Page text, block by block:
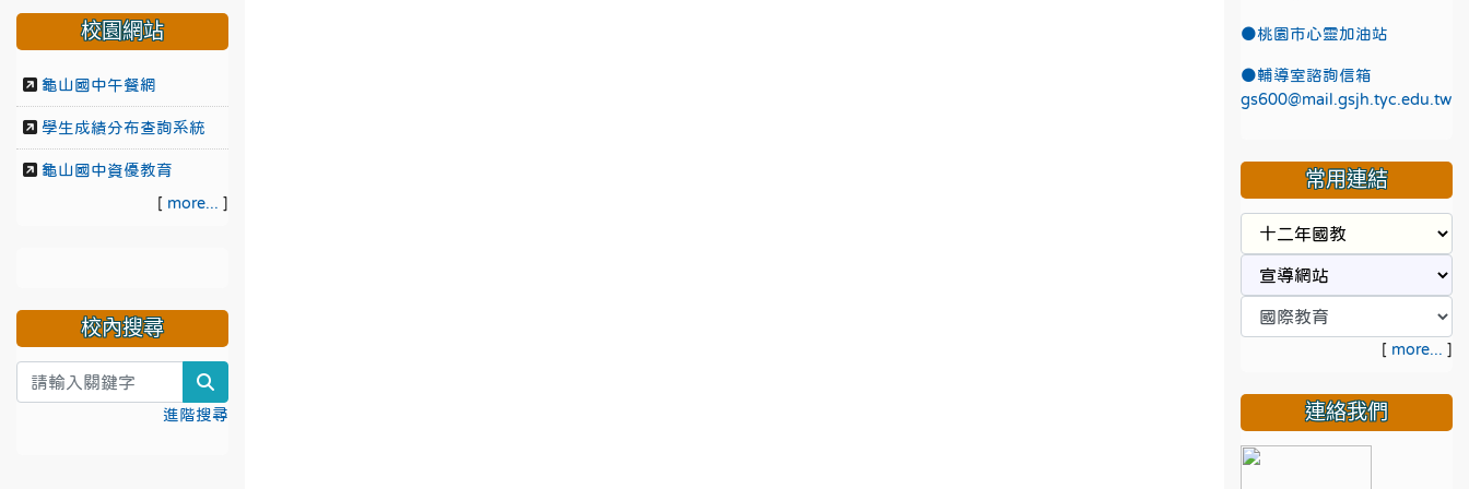
校園網站
龜山國中午餐網
學生成績分布查詢系統
龜山國中資優教育
[ more... ]
校內搜尋
進階搜尋
●桃園市心靈加油站
●輔導室諮詢信箱
gs600@mail.gsjh.tyc.edu.tw
常用連結
[ more... ]
連絡我們